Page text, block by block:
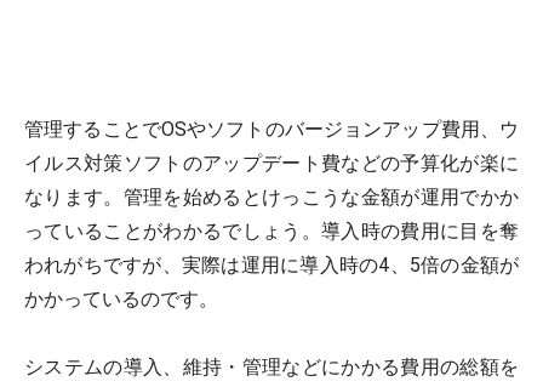
管理することでOSやソフトのバージョンアップ費用、ウ
イルス対策ソフトのアップデート費などの予算化が楽に
なります。管理を始めるとけっこうな金額が運用でかか
っていることがわかるでしょう。導入時の費用に目を奪
われがちですが、実際は運用に導入時の4、5倍の金額が
かかっているのです。
システムの導入、維持・管理などにかかる費用の総額を